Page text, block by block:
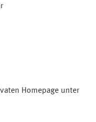
Homepage unter